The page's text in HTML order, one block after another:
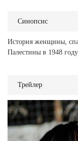
Синопсис
История женщины,
Палестины в 1948
Трейлер